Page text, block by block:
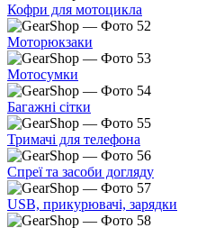
Кофри для мотоцикла
Моторюкзаки
Мотосумки
Багажні сітки
Тримачі для телефона
Спреї та засоби догляду
USB, прикурювачі, зарядки